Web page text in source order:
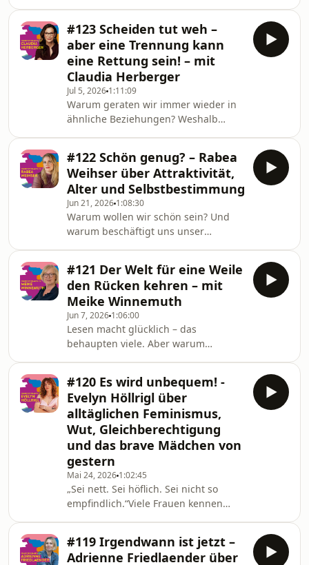
Schöneberger – eine Frau, die mich
mit ihrer
Psychiaterin und ADHS-Expertin Dr.
Astrid Neuy-Lobkowicz über eine
Diagnose, die für viele Betroffene weit
mehr ist als ein medizinischer Begriff
– nämlich eine späte Erklärung für ein
ganzes Leben.Wir sprechen darüber,
warum ADHS gerade bei Frauen so
häufig üb
#123 Scheiden tut weh –
aber eine Trennung kann
eine Rettung sein! – mit
Claudia Herberger
Jul 5, 2026 1:11:09
Warum geraten wir immer wieder in
ähnliche Beziehungen? Weshalb
Und was können Trennungen über
uns selbst verraten?In dieser Folge
von Frauenstimmen spreche ich mit
Paartherapeutin und Autorin Claudia
Herberger über Beziehungsmuster,
unerfüllte Bedürfnisse und die Angst
vor Veränderung. Wir sprechen
darüber, warum Liebe allein o
#122 Schön genug? – Rabea
Weihser über Attraktivität,
Alter und Selbstbestimmung
Jun 21, 2026 1:08:30
Warum wollen wir schön sein? Und
warum beschäftigt uns unser
Autorin Rabea Weihser spreche ich
über Schönheit als gesellschaftliche
Währung, über Social Media, Botox,
Schönheitsideale und die Frage, wer
eigentlich davon profitiert, dass wir
ständig an uns arbeiten sollen. Wir
sprechen über das Älterwerden, über
Attraktivität, weib
#121 Der Welt für eine Weile
den Rücken kehren – mit
Meike Winnemuth
Jun 7, 2026 1:06:00
Lesen macht glücklich – das
behaupten viele. Aber warum
Geschichten eintauchen, die mit
unserem Alltag scheinbar nichts zu
tun haben?In dieser Folge von
FRAUENSTIMMEN spreche ich mit
meiner Freundin, der
Bestsellerautorin Meike Winnemuth,
über ihre große Leidenschaft für
Bücher. Wir sprechen über die
Freiheit, der Welt für eine
#120 Es wird unbequem! -
Evelyn Höllrigl über
alltäglichen Feminismus,
Wut, Gleichberechtigung
und das brave Mädchen von
gestern
Mai 24, 2026 1:02:45
„Sei nett. Sei höflich. Sei nicht so
empfindlich.“Viele Frauen kennen
man beginnt, diese Prägungen zu
hinterfragen?In dieser Folge von
#119 Irgendwann ist jetzt –
Adrienne Friedlaender über